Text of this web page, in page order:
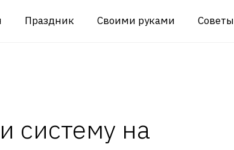
Праздник Своими руками Советы
систему на